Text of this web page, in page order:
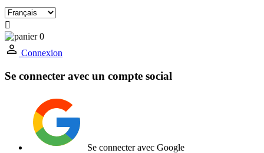

0
Connexion
Se connecter avec un compte social
Se connecter avec Google